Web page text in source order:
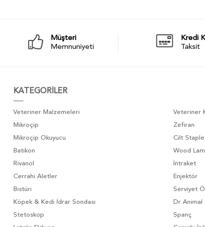
Müşteri
Memnuniyeti
Kredi
Taksit
KATEGORİLER
Veteriner Malzemeleri
Veteriner
Mikroçip
Zefiran
Mikroçip Okuyucu
Cilt
Batikon
Wood
Rivanol
İntraket
Cerrahi Aletler
Enjektör
Bistüri
Serviyet
Köpek & Kedi İdrar Sondası
Dr Animal
Stetoskop
Spanç